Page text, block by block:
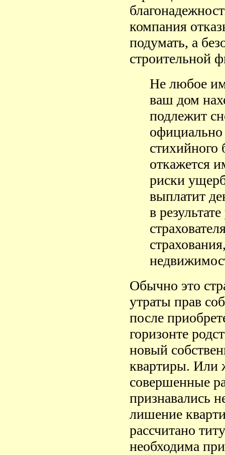
компания
подумать, а
строительной
Не любое
ваш дом
подлежит
стихийного
откажется
риски
выплатит
в
Обычно это
утраты прав
после
горизонте
новый
квартиры. Или
совершенные
признавались
лишение
рассчитано
необходима